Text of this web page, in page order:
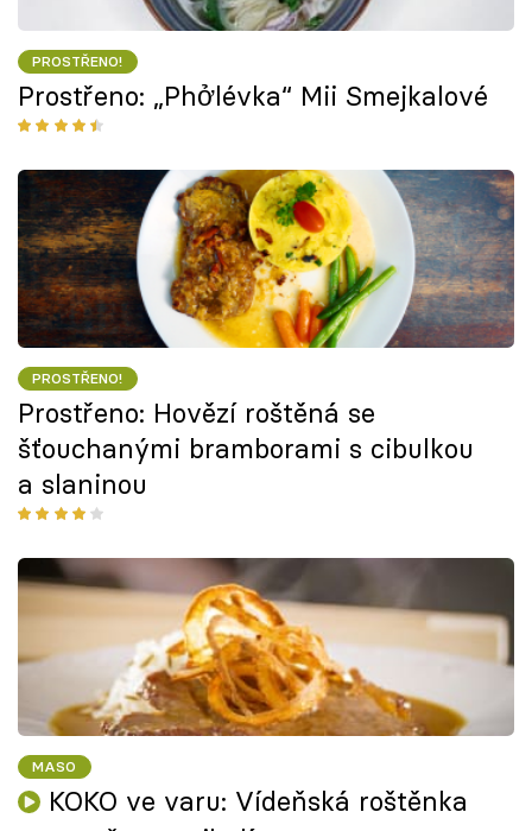
PROSTŘENO!
Prostřeno: „Phởlévka“ Mii Smejkalové
PROSTŘENO!
Prostřeno: Hovězí roštěná se
šťouchanými bramborami s cibulkou
a slaninou
MASO
KOKO ve varu: Vídeňská roštěnka